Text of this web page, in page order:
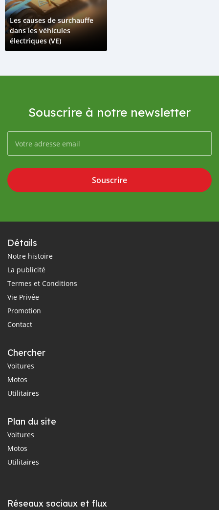
Les causes de surchauffe
dans les véhicules
électriques (VE)
Souscrire à notre newsletter
Souscrire
Détails
Notre histoire
La publicité
Termes et Conditions
Vie Privée
Promotion
Contact
Chercher
Voitures
Motos
Utilitaires
Plan du site
Voitures
Motos
Utilitaires
Réseaux sociaux et flux